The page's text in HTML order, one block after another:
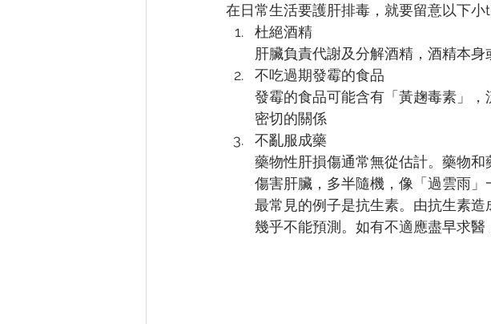
在日常生活要護肝排毒，就要留意以下小
杜絕酒精
肝臟負責代謝及分解酒精，酒精本
不吃過期發霉的食品
發霉的食品可能含有「黃趜毒素」
密切的關係
不亂服成藥
藥物性肝損傷通常無從估計。藥物
傷害肝臟，多半隨機，像「過雲雨」
最常見的例子是抗生素。由抗生素
幾乎不能預測。如有不適應盡早求醫